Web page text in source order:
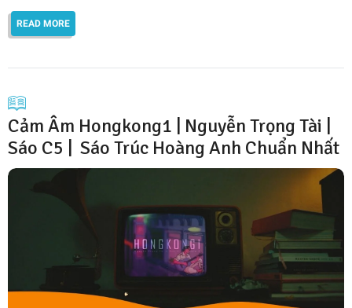
READ MORE
Cảm Âm Hongkong1 | Nguyễn Trọng Tài |
Sáo C5 | Sáo Trúc Hoàng Anh Chuẩn Nhất